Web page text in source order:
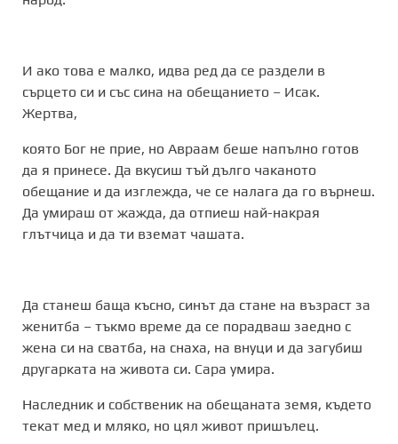
И ако това е малко, идва ред да се раздели в
сърцето си и със сина на обещанието – Исак.
Жертва,
която Бог не прие, но Авраам беше напълно готов
да я принесе. Да вкусиш тъй дълго чаканото
обещание и да изглежда, че се налага да го върнеш.
Да умираш от жажда, да отпиеш най-накрая
глътчица и да ти вземат чашата.
Да станеш баща късно, синът да стане на възраст за
женитба – тъкмо време да се порадваш заедно с
жена си на сватба, на снаха, на внуци и да загубиш
другарката на живота си. Сара умира.
Наследник и собственик на обещаната земя, където
текат мед и мляко, но цял живот пришълец.